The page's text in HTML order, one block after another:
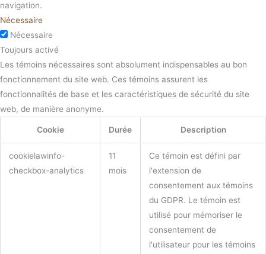
navigation.
Nécessaire
Nécessaire
Toujours activé
Les témoins nécessaires sont absolument indispensables au bon
fonctionnement du site web. Ces témoins assurent les
fonctionnalités de base et les caractéristiques de sécurité du site
web, de manière anonyme.
Cookie Durée Description
cookielawinfo-
checkbox-analytics
11
mois
Ce témoin est défini par
l'extension de
consentement aux témoins
du GDPR. Le témoin est
utilisé pour mémoriser le
consentement de
l'utilisateur pour les témoins